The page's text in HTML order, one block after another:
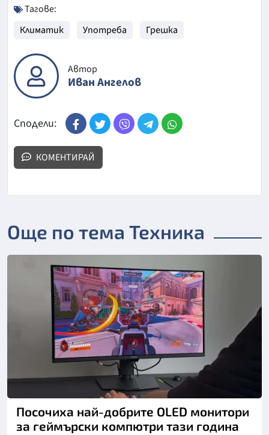
Тагове:
Климатик
Употреба Грешка
Автор
Иван Ангелов
Сподели:
КОМЕНТИРАЙ
Още по тема Техника
Посочиха най-добрите OLED монитори
за геймърски компютри тази година